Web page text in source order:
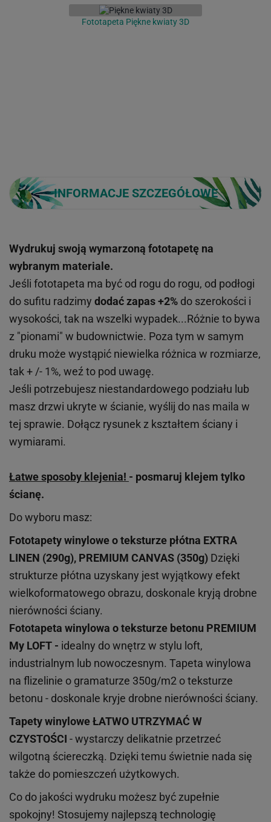
Fototapeta Piękne kwiaty 3D
INFORMACJE SZCZEGÓŁOWE
Wydrukuj swoją wymarzoną fototapetę na
wybranym materiale.
Jeśli fototapeta ma być od rogu do rogu, od podłogi
do sufitu radzimy dodać zapas +2% do szerokości i
wysokości, tak na wszelki wypadek...Różnie to bywa
z "pionami" w budownictwie. Poza tym w samym
druku może wystąpić niewielka różnica w rozmiarze,
tak + /- 1%, weź to pod uwagę.
Jeśli potrzebujesz niestandardowego podziału lub
masz drzwi ukryte w ścianie, wyślij do nas maila w
tej sprawie. Dołącz rysunek z kształtem ściany i
wymiarami.
Łatwe sposoby klejenia! - posmaruj klejem tylko
ścianę.
Do wyboru masz:
Fototapety winylowe oteksturze płótna EXTRA
LINEN (290g), PREMIUM CANVAS (350g) Dzięki
strukturze płótna uzyskany jest wyjątkowy efekt
wielkoformatowego obrazu, doskonale kryją drobne
nierówności ściany.
Fototapeta winylowa oteksturze betonu PREMIUM
My LOFT - idealny do wnętrz w stylu loft,
industrialnym lub nowoczesnym. Tapeta winylowa
na flizelinie o gramaturze 350g/m2 o teksturze
betonu - doskonale kryje drobne nierówności ściany.
Tapety winyloweŁATWO UTRZYMAĆ W
CZYSTOŚCI - wystarczy delikatnie przetrzeć
wilgotną ściereczką. Dzięki temu świetnie nada się
także do pomieszczeń użytkowych.
Co do jakości wydruku możesz być zupełnie
spokojny! Stosujemy najlepszą technologię